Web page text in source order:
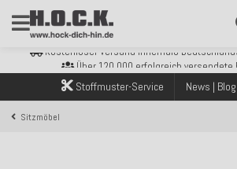
Über 120.000 erfolgreich versendete
Sicher bezahlen mit Klarna, PayPal &
Kostenloser Versand innerhalb
Über 120.000 erfolgreich versendete
Stoffmuster-Service News | Blog
Sitzmöbel